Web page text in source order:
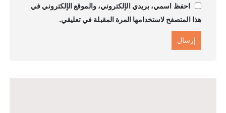
احفظ اسمي، بريدي الإلكتروني، والموقع الإلكتروني في
هذا المتصفح لاستخدامها المرة المقبلة في تعليقي.